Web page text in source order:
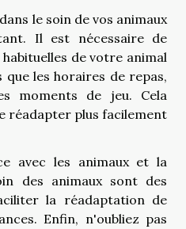
le soin de vos animaux
Il est nécessaire de
de votre animal
les horaires de repas,
moments de jeu. Cela
réadapter plus facilement
avec les animaux et la
des animaux sont des
la réadaptation de
Enfin, n'oubliez pas